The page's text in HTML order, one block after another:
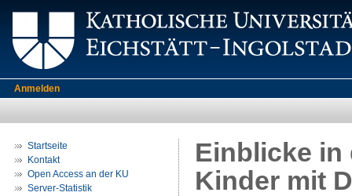
Anmelden
Startseite
Kontakt
Open Access an der KU
Server-Statistik
Einblicke
Kinder mit